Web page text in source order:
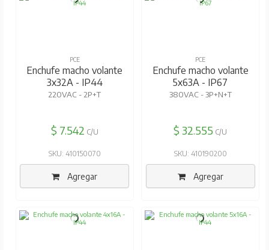
PCE
Enchufe macho volante
3x32A - IP44
220VAC - 2P+T
$ 7.542 C/U
SKU: 410150070
Agregar
PCE
Enchufe macho volante
5x63A - IP67
380VAC - 3P+N+T
$ 32.555 C/U
SKU: 410190200
Agregar